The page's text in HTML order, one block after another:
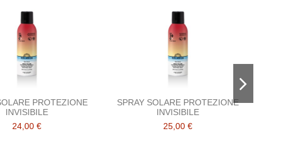
PROTEZIONE
INVISIBILE
24,00 €
SPRAY SOLARE PROTEZIONE
INVISIBILE
25,00 €